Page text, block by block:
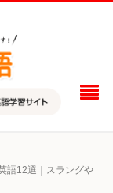
語12選｜スラングや